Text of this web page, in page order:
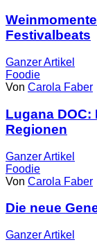
Festivalbeats
GanzerArtikel
Foodie
Von Carola Faber
Lugana DOC:
Regionen
GanzerArtikel
Foodie
Von Carola Faber
Die neue
GanzerArtikel